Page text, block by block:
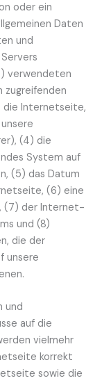
oder ein
Daten
und
verwendeten
zugreifenden
Internetseite,
(4) die
System auf
(5) das Datum
(6) eine
(7) der Internet-
und (8)
die der
unsere
und
auf die
vielmehr
korrekt
sowie die